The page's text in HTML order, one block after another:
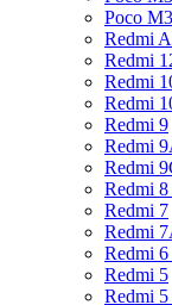
Poco
Redmi
Redmi
Redmi
Redmi
Redmi 9
Redmi
Redmi
Redmi
Redmi 7
Redmi
Redmi
Redmi 5
Redmi 5